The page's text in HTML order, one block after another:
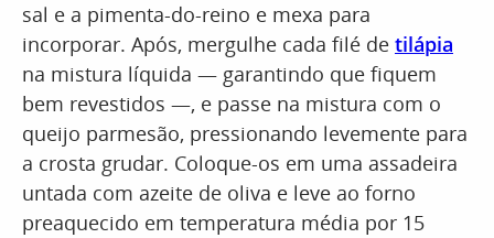
sal e a pimenta-do-reino e mexa para
incorporar. Após, mergulhe cada filé de tilápia
na mistura líquida — garantindo que fiquem
bem revestidos —, e passe na mistura com o
queijo parmesão, pressionando levemente para
a crosta grudar. Coloque-os em uma assadeira
untada com azeite de oliva e leve ao forno
preaquecido em temperatura média por 15